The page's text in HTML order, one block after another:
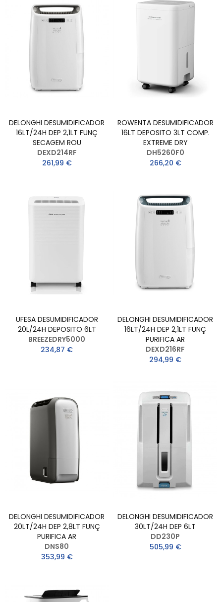
DELONGHI DESUMIDIFICADOR
16LT/24H DEP 2,1LT FUNÇ
SECAGEM ROU
DEXD214RF
261,99 €
ROWENTA DESUMIDIFICADOR
16LT DEPOSITO 3LT COMP.
EXTREME DRY
DH5260F0
266,20 €
UFESA DESUMIDIFICADOR
20L/24H DEPOSITO 6LT
BREEZEDRY5000
234,87 €
DELONGHI DESUMIDIFICADOR
16LT/24H DEP 2,1LT FUNÇ
PURIFICA AR
DEXD216RF
294,99 €
DELONGHI DESUMIDIFICADOR
20LT/24H DEP 2,8LT FUNÇ
PURIFICA AR
DNS80
353,99 €
DELONGHI DESUMIDIFICADOR
30LT/24H DEP 6LT
DD230P
505,99 €